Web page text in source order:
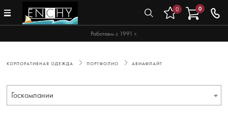
Работаем с 1991 г.
0 0
КОРПОРАТИВНАЯ ОДЕЖДА ПОРТФОЛИО АВИАФЛАЙТ
Госкомпании